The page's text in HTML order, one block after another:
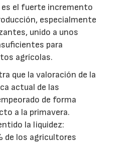
el fuerte incremento
especialmente
unido a unos
para
agrícolas.
que la valoración de la
actual de las
de forma
a la primavera.
la liquidez:
de los agricultores